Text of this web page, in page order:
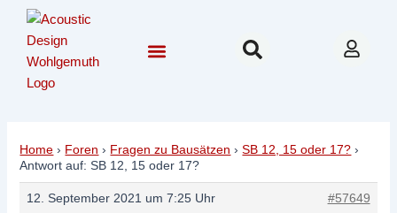
Home › Foren › Fragen zu Bausätzen › SB 12, 15 oder 17? ›
Antwort auf: SB 12, 15 oder 17?
12. September 2021 um 7:25 Uhr #57649
Post